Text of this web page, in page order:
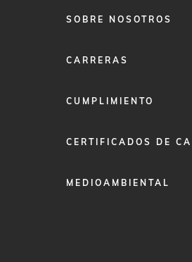
FOOTER
SOBRE NOSOTROS
CARRERAS
CUMPLIMIENTO
CERTIFICADOS DE
MEDIOAMBIENTAL